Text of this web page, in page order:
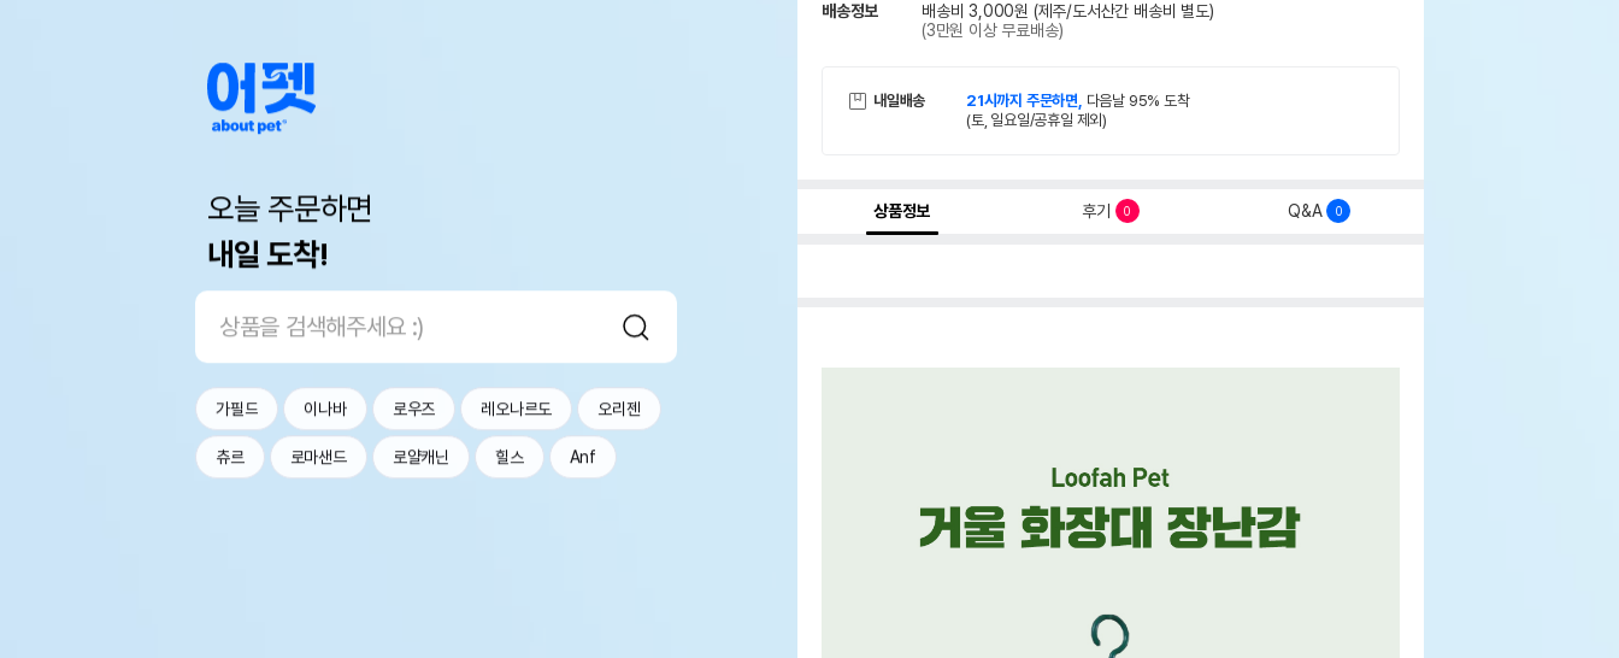
오늘 주문하면
내일 도착!
가필드 이나바 로우즈 레오나르도 오리젠
츄르 로마샌드 로얄캐닌 힐스 Anf
배송정보 배송비 3,000원 (제주/도서산간 배송비 별도)
(3만원 이상 무료배송)
내일배송 21시까지 주문하면, 다음날 95% 도착
(토, 일요일/공휴일 제외)
상품정보 후기 0 Q&A 0